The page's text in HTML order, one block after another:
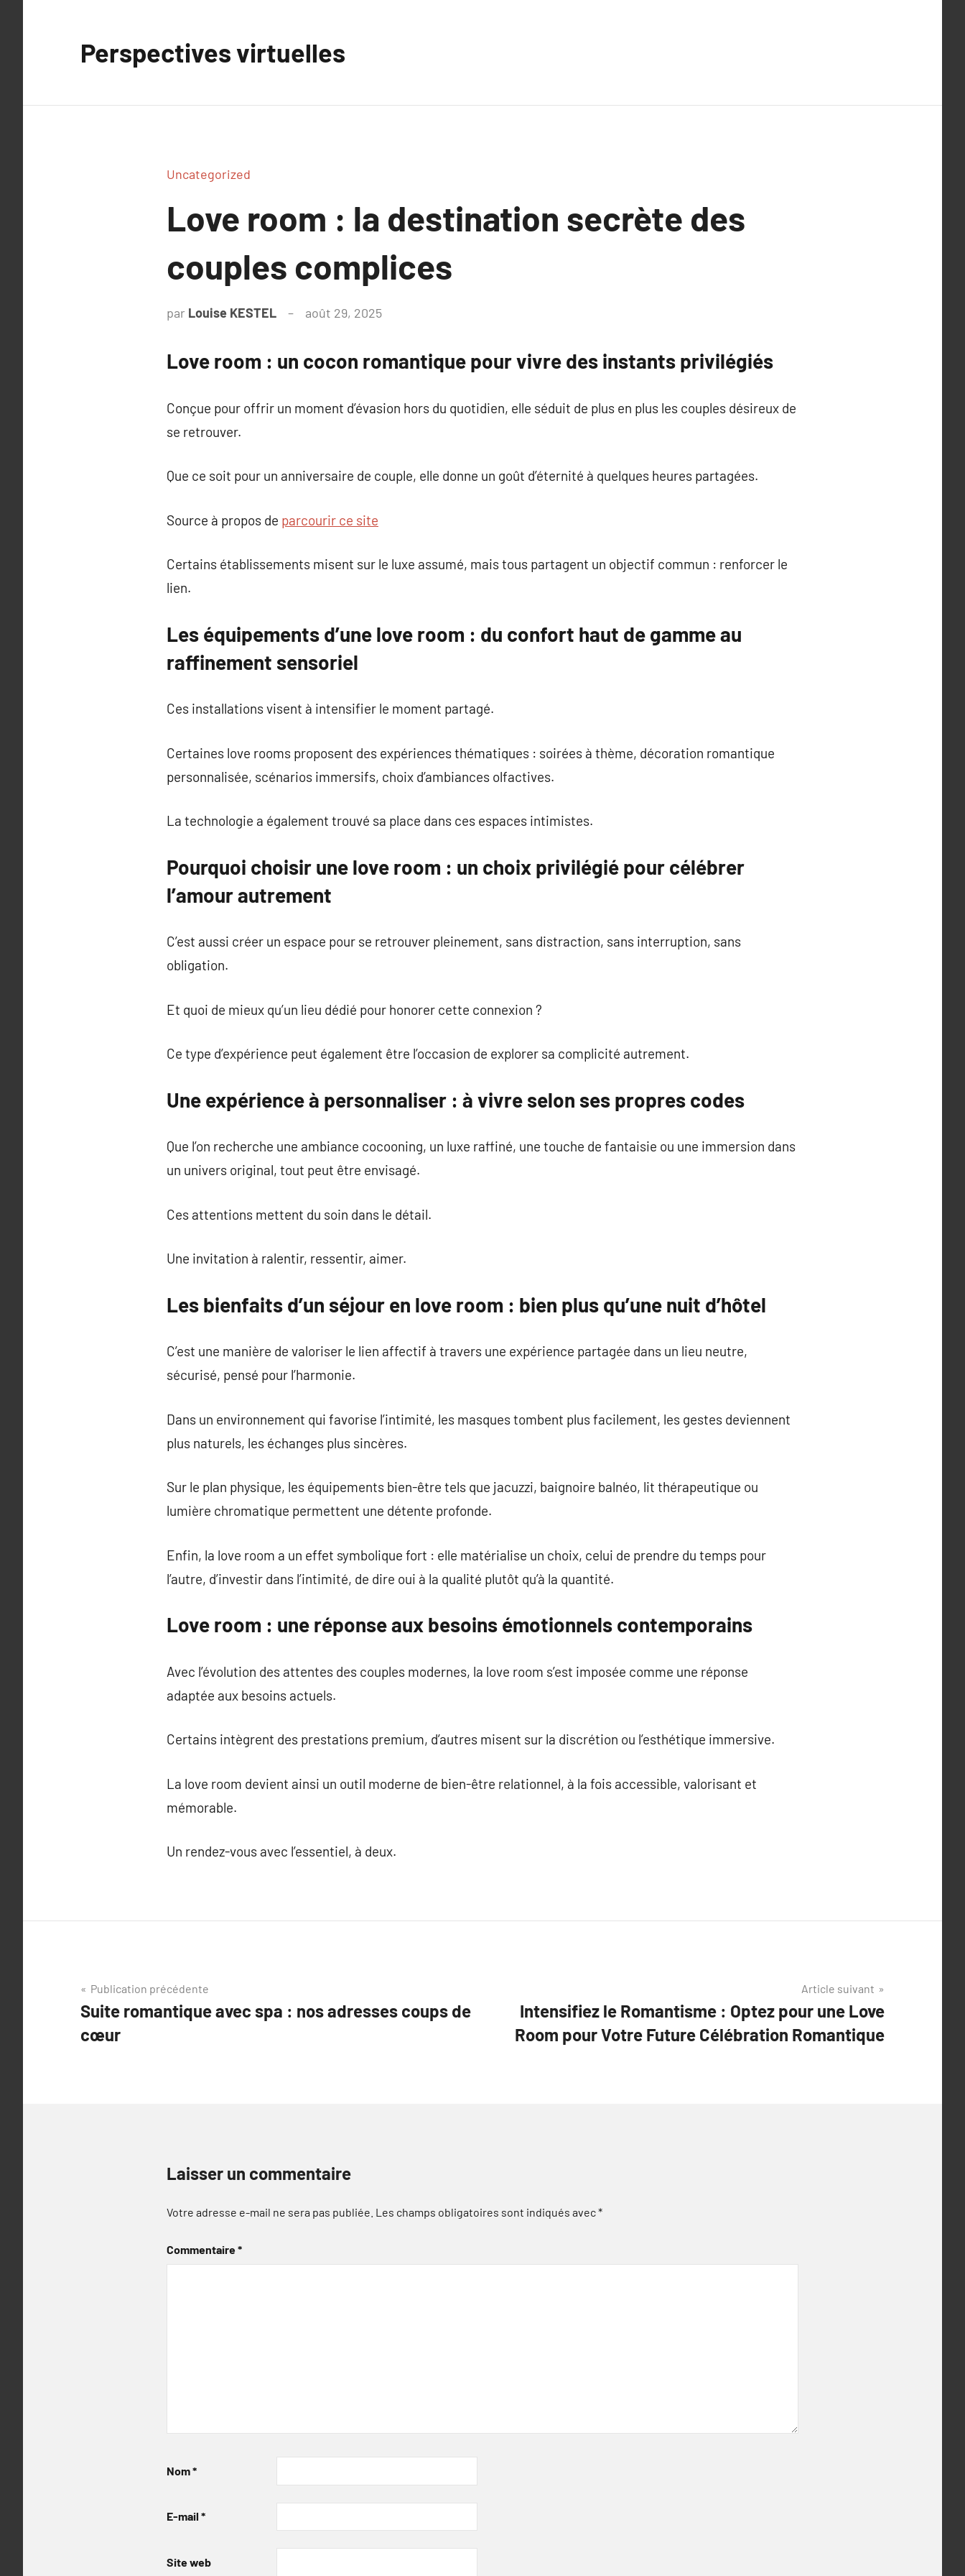
Perspectives virtuelles
Uncategorized
Love room : la destination secrète des
couples complices
par Louise KESTEL août 29, 2025
Love room : un cocon romantique pour vivre des instants privilégiés
Conçue pour offrir un moment d’évasion hors du quotidien, elle séduit de plus en plus les couples désireux de
se retrouver.
Que ce soit pour un anniversaire de couple, elle donne un goût d’éternité à quelques heures partagées.
Source à propos de parcourir ce site
Certains établissements misent sur le luxe assumé, mais tous partagent un objectif commun : renforcer le
lien.
Les équipements d’une love room : du confort haut de gamme au
raffinement sensoriel
Ces installations visent à intensifier le moment partagé.
Certaines love rooms proposent des expériences thématiques : soirées à thème, décoration romantique
personnalisée, scénarios immersifs, choix d’ambiances olfactives.
La technologie a également trouvé sa place dans ces espaces intimistes.
Pourquoi choisir une love room : un choix privilégié pour célébrer
l’amour autrement
C’est aussi créer un espace pour se retrouver pleinement, sans distraction, sans interruption, sans
obligation.
Et quoi de mieux qu’un lieu dédié pour honorer cette connexion ?
Ce type d’expérience peut également être l’occasion de explorer sa complicité autrement.
Une expérience à personnaliser : à vivre selon ses propres codes
Que l’on recherche une ambiance cocooning, un luxe raffiné, une touche de fantaisie ou une immersion dans
un univers original, tout peut être envisagé.
Ces attentions mettent du soin dans le détail.
Une invitation à ralentir, ressentir, aimer.
Les bienfaits d’un séjour en love room : bien plus qu’une nuit d’hôtel
C’est une manière de valoriser le lien affectif à travers une expérience partagée dans un lieu neutre,
sécurisé, pensé pour l’harmonie.
Dans un environnement qui favorise l’intimité, les masques tombent plus facilement, les gestes deviennent
plus naturels, les échanges plus sincères.
Sur le plan physique, les équipements bien-être tels que jacuzzi, baignoire balnéo, lit thérapeutique ou
lumière chromatique permettent une détente profonde.
Enfin, la love room a un effet symbolique fort : elle matérialise un choix, celui de prendre du temps pour
l’autre, d’investir dans l’intimité, de dire oui à la qualité plutôt qu’à la quantité.
Love room : une réponse aux besoins émotionnels contemporains
Avec l’évolution des attentes des couples modernes, la love room s’est imposée comme une réponse
adaptée aux besoins actuels.
Certains intègrent des prestations premium, d’autres misent sur la discrétion ou l’esthétique immersive.
La love room devient ainsi un outil moderne de bien-être relationnel, à la fois accessible, valorisant et
mémorable.
Un rendez-vous avec l’essentiel, à deux.
Navigation
de
l’article
Publication précédente
Suite romantique avec spa : nos adresses coups de
cœur
Article suivant
Intensifiez le Romantisme : Optez pour une Love
Room pour Votre Future Célébration Romantique
Laisser un commentaire
Votre adresse e-mail ne sera pas publiée. Les champs obligatoires sont indiqués avec*
Commentaire*
Nom*
E-mail *
Site web